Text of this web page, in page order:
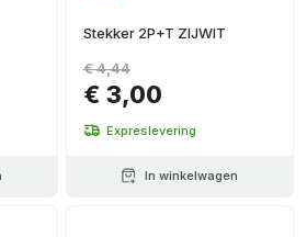
Stekker 2P+T ZIJWIT
€ 3,00
€ 4,44
Expreslevering
In winkelwagen